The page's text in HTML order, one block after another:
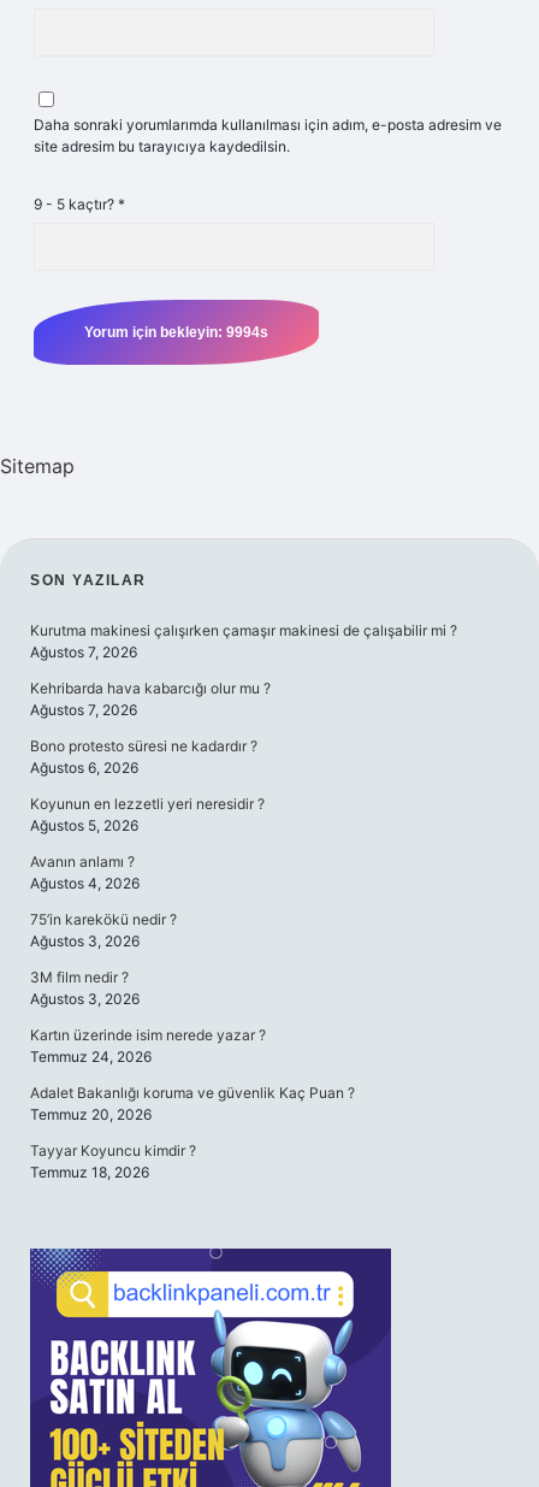
Daha sonraki yorumlarımda kullanılması için adım, e-posta adresim ve
site adresim bu tarayıcıya kaydedilsin.
9 - 5 kaçtır? *
Sitemap
SIDEBAR
SON YAZILAR
Kurutma makinesi çalışırken çamaşır makinesi de çalışabilir mi ?
Ağustos 7, 2026
Kehribarda hava kabarcığı olur mu ?
Ağustos 7, 2026
Bono protesto süresi ne kadardır ?
Ağustos 6, 2026
Koyunun en lezzetli yeri neresidir ?
Ağustos 5, 2026
Avanın anlamı ?
Ağustos 4, 2026
75’in karekökü nedir ?
Ağustos 3, 2026
3M film nedir ?
Ağustos 3, 2026
Kartın üzerinde isim nerede yazar ?
Temmuz 24, 2026
Adalet Bakanlığı koruma ve güvenlik Kaç Puan ?
Temmuz 20, 2026
Tayyar Koyuncu kimdir ?
Temmuz 18, 2026